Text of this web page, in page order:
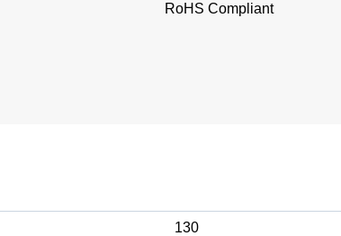
RoHS Compliant
130